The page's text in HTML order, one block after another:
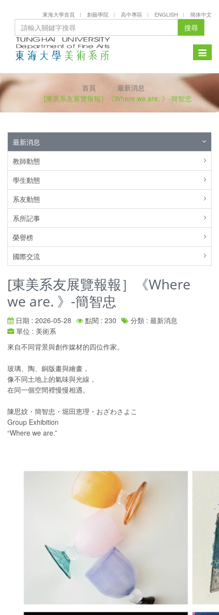
東海大學首頁 創藝學院 高中專區 ENGLISH 簡体中文
搜尋
Toggle
首頁
最新消息
[東美系友展覽報報］《Where we are. 》-簡智忠
最新消息
教師動態
學生動態
系友動態
系所記事
榮譽榜
國際交流
[東美系友展覽報報］《Where
we are. 》-簡智忠
日期 : 2026-05-28 點閱 : 230
分類 : 最新消息
單位 : 美術系
來自不同背景與創作媒材的四位作家。
玻璃、陶、銅版畫與繪畫，
像不同土地上的氣味與光線，
在同一個空間裡慢慢相遇。
陳思妏・簡智忠・堀田恵理・おざわさよこ
Group Exhibition
“Where we are.”